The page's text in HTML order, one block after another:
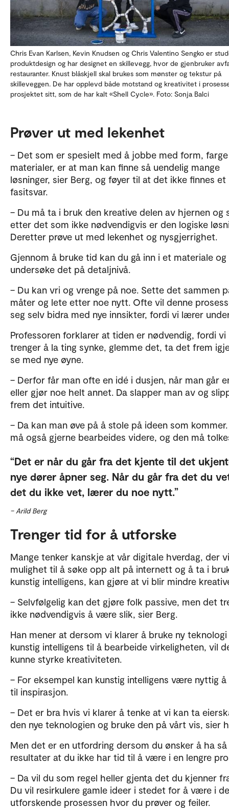
Chris Evan Karlsen, Kevin Knudsen og Chris Valentino Sengko er
produktdesign og har designet en skillevegg, hvor de gjenbruker
restauranter. Knust blåskjell skal brukes som mønster og tekstur på
skilleveggen. De har opplevd både motstand og kreativitet i
prosjektet sitt, som de har kalt «Shell Cycle». Foto: Sonja Balci
Prøver ut med lekenhet
– Det som er spesielt med å jobbe med form,
materialer, er at man kan finne så uendelig mange
løsninger, sier Berg, og føyer til at det ikke finnes et
fasitsvar.
– Du må ta i bruk den kreative delen av hjernen og
etter det som ikke nødvendigvis er den logiske
Deretter prøve ut med lekenhet og nysgjerrighet.
Gjennom å bruke tid kan du gå inn i et materiale og
undersøke det på detaljnivå.
– Du kan vri og vrenge på noe. Sette det sammen
måter og lete etter noe nytt. Ofte vil denne
seg selv bidra med nye innsikter, fordi vi lærer
Professoren forklarer at tiden er nødvendig, fordi vi
trenger å la ting synke, glemme det, ta det frem
se med nye øyne.
– Derfor får man ofte en idé i dusjen, når man går
eller gjør noe helt annet. Da slapper man av og
frem det intuitive.
– Da kan man øve på å stole på ideen som
må også gjerne bearbeides videre, og den må
Det er når du går fra det kjente til det
nye dører åpner seg. Når du går fra det du
det du ikke vet, lærer du noe nytt.
– Arild Berg
Trenger tid for å utforske
Mange tenker kanskje at vår digitale hverdag, der
mulighet til å søke opp alt på internett og å ta i
kunstig intelligens, kan gjøre at vi blir mindre
– Selvfølgelig kan det gjøre folk passive, men det
ikke nødvendigvis å være slik, sier Berg.
Han mener at dersom vi klarer å bruke ny
kunstig intelligens til å bearbeide virkeligheten, vil
kunne styrke kreativiteten.
– For eksempel kan kunstig intelligens være nyttig
til inspirasjon.
– Det er bra hvis vi klarer å tenke at vi kan ta
den nye teknologien og bruke den på vårt vis, sier
Men det er en utfordring dersom du ønsker å ha så
resultater at du ikke har tid til å være i en lengre
– Da vil du som regel heller gjenta det du kjenner
Du vil resirkulere gamle ideer i stedet for å være i
utforskende prosessen hvor du prøver og feiler.